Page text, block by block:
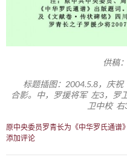
供稿
标题插图：2004.5.8，庆
合影。中，罗援将军 左3，罗
卫中校
原中央委员罗青长为《中华罗氏通谱
添加评论